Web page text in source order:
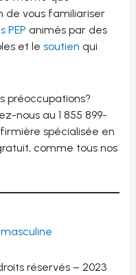
de vous familiariser
PEP animés par des
et le soutien qui
préoccupations?
nous au 1 855 899-
spécialisée en
comme tous nos
réservés – 2023